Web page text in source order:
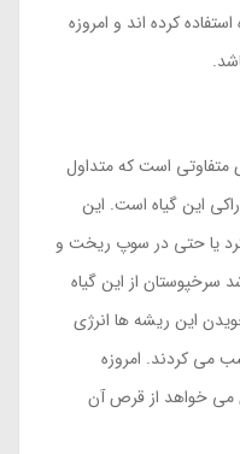
کرده اند و امروزه
است که متداول
این گیاه است. این
یا حتی در سوپ ریخت و
سرخپوستان از این گیاه
این ریشه ها انرژی
می کردند. امروزه
می خواهد از قرص آن